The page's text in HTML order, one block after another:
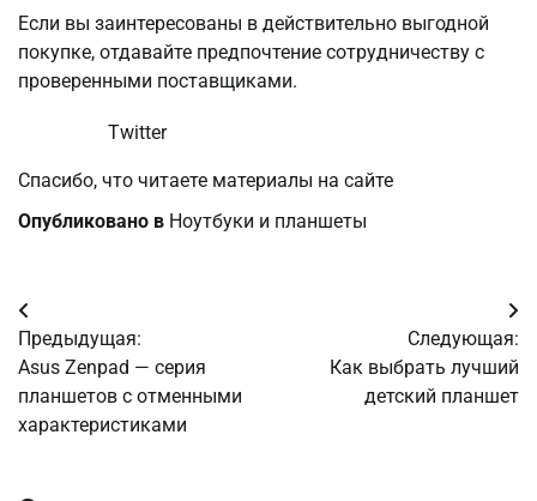
Если вы заинтересованы в действительно выгодной
покупке, отдавайте предпочтение сотрудничеству с
проверенными поставщиками.
Twitter
Спасибо, что читаете материалы на сайте
Опубликовано в Ноутбуки и планшеты
Навигация
по
записям
Предыдущая:
Asus Zenpad — серия
планшетов с отменными
характеристиками
Следующая:
Как выбрать лучший
детский планшет